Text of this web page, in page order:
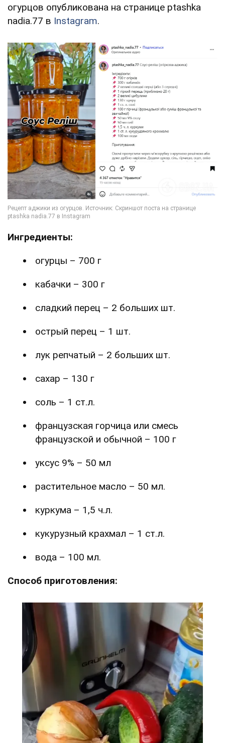
огурцов опубликована на странице ptashka
nadia.77 в Instagram.
Ингредиенты:
огурцы – 700 г
кабачки – 300 г
сладкий перец – 2 больших шт.
острый перец – 1 шт.
лук репчатый – 2 больших шт.
сахар – 130 г
соль – 1 ст.л.
французская горчица или смесь
французской и обычной – 100 г
уксус 9% – 50 мл
растительное масло – 50 мл.
куркума – 1,5 ч.л.
кукурузный крахмал – 1 ст.л.
вода – 100 мл.
Способ приготовления: